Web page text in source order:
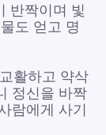
반짝이며 빛
도 얻고 명
활하고 약삭
정신을 바짝
람에게 사기